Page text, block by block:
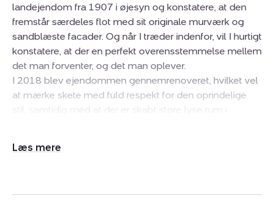
landejendom fra 1907 i øjesyn og konstatere, at den
fremstår særdeles flot med sit originale murværk og
sandblæste facader. Og når I træder indenfor, vil I hurtigt
konstatere, at der en perfekt overensstemmelse mellem
det man forventer, og det man oplever.
I 2018 blev ejendommen gennemrenoveret, hvilket vel
at mærke skete med fuld respekt for den oprindelige
stil, samtidig med at der er skabt store lyse rum i
over trapperummet, der går helt op. Derfra kommer I
spisebord. Der er lysindfald fra begge sider, og desuden